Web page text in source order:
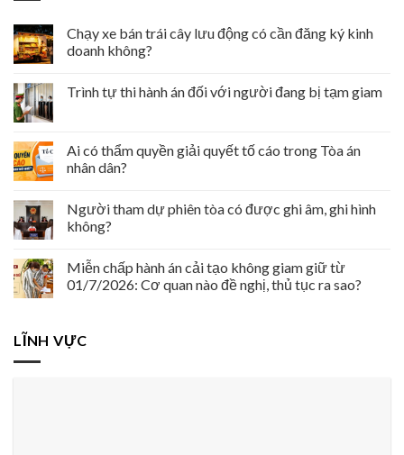
Chạy xe bán trái cây lưu động có cần đăng ký kinh
doanh không?
Trình tự thi hành án đối với người đang bị tạm giam
Ai có thẩm quyền giải quyết tố cáo trong Tòa án
nhân dân?
Người tham dự phiên tòa có được ghi âm, ghi hình
không?
Miễn chấp hành án cải tạo không giam giữ từ
01/7/2026: Cơ quan nào đề nghị, thủ tục ra sao?
LĨNH VỰC